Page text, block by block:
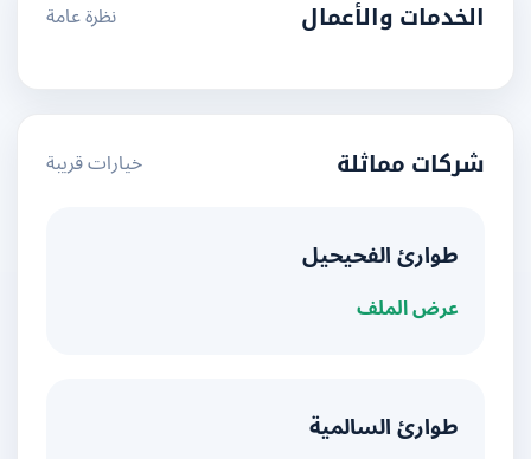
الخدمات والأعمال نظرة عامة
شركات مماثلة خيارات قريبة
طوارئ الفحيحيل
عرض الملف
طوارئ السالمية